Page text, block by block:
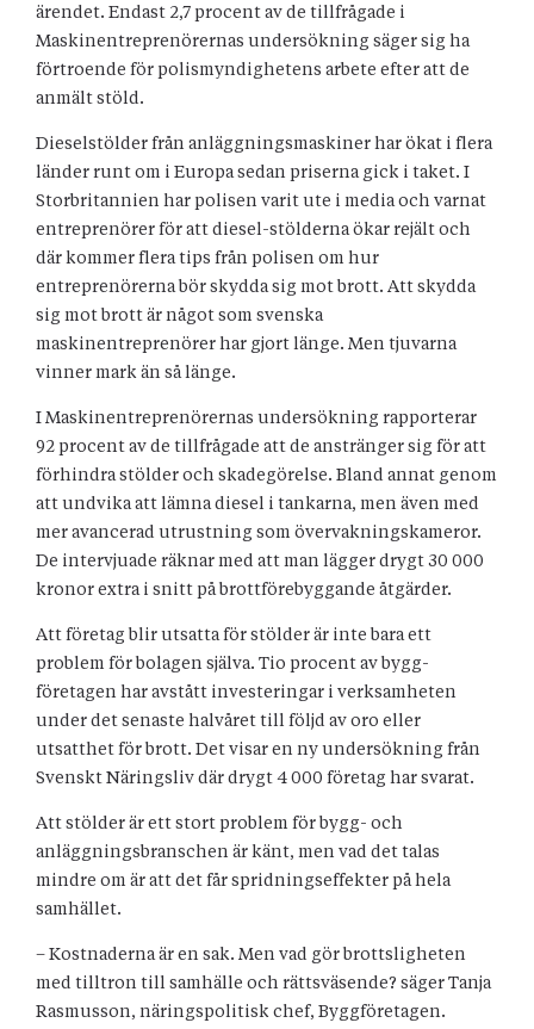
ärendet. Endast 2,7 procent av de tillfrågade i
Maskinentreprenörernas undersökning säger sig ha
förtroende för polismyndighetens arbete efter att de
anmält stöld.
Dieselstölder från anläggningsmaskiner har ökat i flera
länder runt om i Europa sedan priserna gick i taket. I
Storbritannien har polisen varit ute i media och varnat
entreprenörer för att diesel-stölderna ökar rejält och
där kommer flera tips från polisen om hur
entreprenörerna bör skydda sig mot brott. Att skydda
sig mot brott är något som svenska
maskinentreprenörer har gjort länge. Men tjuvarna
vinner mark än så länge.
I Maskinentreprenörernas undersökning rapporterar
92 procent av de tillfrågade att de anstränger sig för att
förhindra stölder och skadegörelse. Bland annat genom
att undvika att lämna diesel i tankarna, men även med
mer avancerad utrustning som övervakningskameror.
De intervjuade räknar med att man lägger drygt 30 000
kronor extra i snitt på brottförebyggande åtgärder.
Att företag blir utsatta för stölder är inte bara ett
problem för bolagen själva. Tio procent av bygg-
företagen har avstått investeringar i verksamheten
under det senaste halvåret till följd av oro eller
utsatthet för brott. Det visar en ny undersökning från
Svenskt Näringsliv där drygt 4 000 företag har svarat.
Att stölder är ett stort problem för bygg- och
anläggningsbranschen är känt, men vad det talas
mindre om är att det får spridningseffekter på hela
samhället.
– Kostnaderna är en sak. Men vad gör brottsligheten
med tilltron till samhälle och rättsväsende? säger Tanja
Rasmusson, näringspolitisk chef, Byggföretagen.